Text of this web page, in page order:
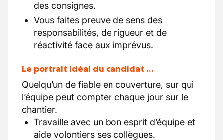
des consignes.
Vous faites preuve de sens des
responsabilités, de rigueur et de
réactivité face aux imprévus.
Le portrait idéal du candidat …
Quelqu’un de fiable en couverture, sur qui
l’équipe peut compter chaque jour sur le
chantier.
Travaille avec un bon esprit d’équipe et
aide volontiers ses collègues.